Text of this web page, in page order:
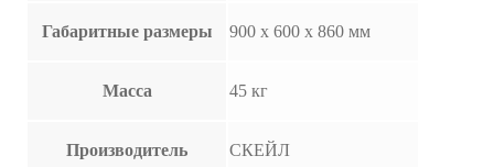
Габаритные размеры 900 х 600 х 860 мм
Масса 45 кг
Производитель СКЕЙЛ